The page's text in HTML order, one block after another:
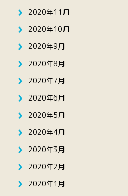
2020年11月
2020年10月
2020年9月
2020年8月
2020年7月
2020年6月
2020年5月
2020年4月
2020年3月
2020年2月
2020年1月